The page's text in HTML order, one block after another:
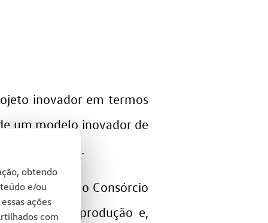
obtendo
e/ou
ações
com
inovador em termos
um modelo inovador de
Modular.
sua vez, o Consórcio
tempo de produção e,